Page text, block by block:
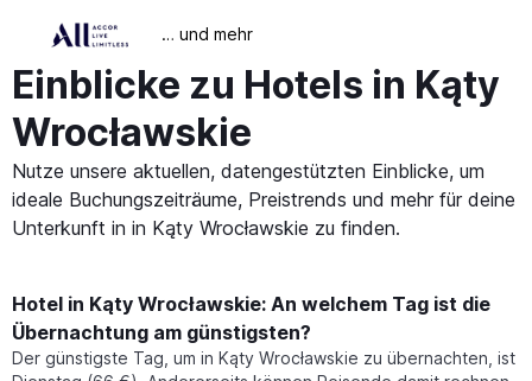
… und mehr
Einblicke zu Hotels in Kąty
Wrocławskie
Nutze unsere aktuellen, datengestützten Einblicke, um
ideale Buchungszeiträume, Preistrends und mehr für deine
Unterkunft in in Kąty Wrocławskie zu finden.
Hotel in Kąty Wrocławskie: An welchem Tag ist die
Übernachtung am günstigsten?
Der günstigste Tag, um in Kąty Wrocławskie zu übernachten, ist